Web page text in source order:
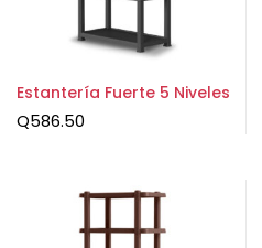
Estantería Fuerte 5 Niveles
Q586.50